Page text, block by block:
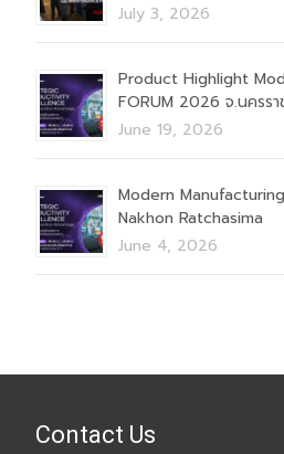
July 3, 2026
Product Highlight
FORUM 2026 จ.นครรา
June 19, 2026
Modern
Nakhon Ratchasima
June 4, 2026
Contact Us